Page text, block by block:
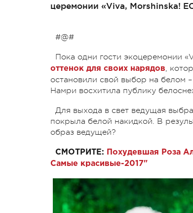
церемонии «Viva, Morshinska!
#@#
Пока одни гости экоцеремонии
оттенок для своих нарядов,
остановили свой выбор на белом
Намри восхитила публику
Для выхода в свет ведущая
покрыла белой накидкой. В
образ ведущей?
СМОТРИТЕ:
Похудевшая Роза
Самые красивые-2017"